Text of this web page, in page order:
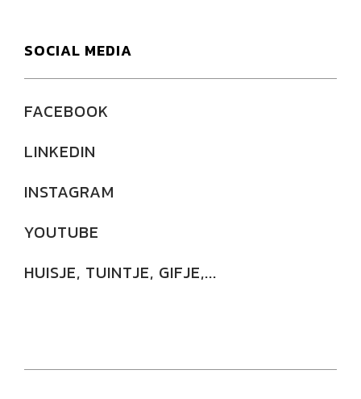
SOCIAL MEDIA
FACEBOOK
LINKEDIN
INSTAGRAM
YOUTUBE
HUISJE, TUINTJE, GIFJE,...